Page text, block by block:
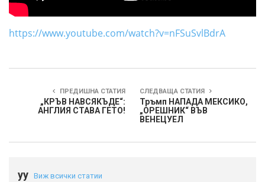
https://www.youtube.com/watch?v=nFSuSvlBdrA
ПРЕДИШНА СТАТИЯ
„КРЪВ НАВСЯКЪДЕ“:
АНГЛИЯ СТАВА ГЕТО!
СЛЕДВАЩА СТАТИЯ
Тръмп НАПАДА МЕКСИКО,
„ОРЕШНИК“ ВЪВ
ВЕНЕЦУЕЛ
yy Виж всички статии